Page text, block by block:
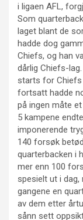
i ligaen AFL,
Som
laget blant de
hadde dog
Chiefs, og han
dårlig Chiefs-
starts for Chiefs
fortsatt hadde
på ingen måte
5 kampene
imponerende
140 forsøk
quarterbacken i
mer enn 100
spesielt ut i dag,
gangene en
av dem etter
sånn sett